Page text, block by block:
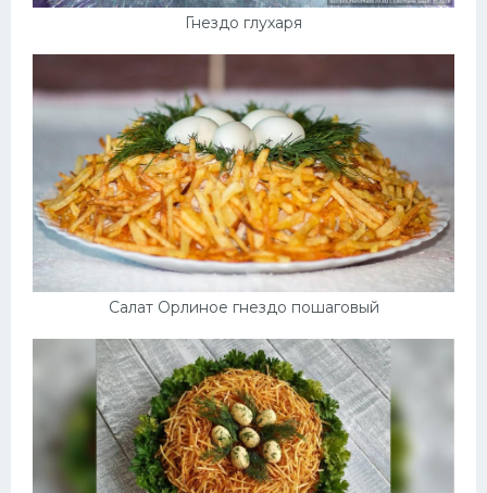
Гнездо глухаря
Салат Орлиное гнездо пошаговый